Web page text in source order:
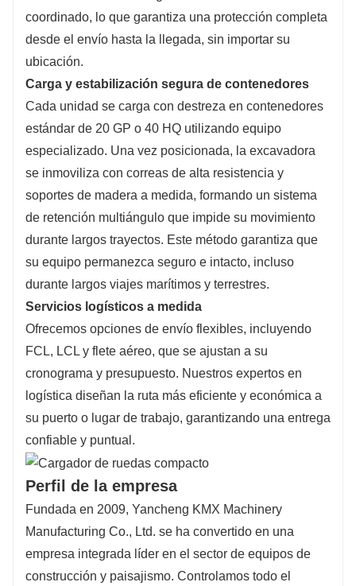
coordinado, lo que garantiza una protección completa
desde el envío hasta la llegada, sin importar su
ubicación.
Carga y estabilización segura de contenedores
Cada unidad se carga con destreza en contenedores
estándar de 20 GP o 40 HQ utilizando equipo
especializado. Una vez posicionada, la excavadora
se inmoviliza con correas de alta resistencia y
soportes de madera a medida, formando un sistema
de retención multiángulo que impide su movimiento
durante largos trayectos. Este método garantiza que
su equipo permanezca seguro e intacto, incluso
durante largos viajes marítimos y terrestres.
Servicios logísticos a medida
Ofrecemos opciones de envío flexibles, incluyendo
FCL, LCL y flete aéreo, que se ajustan a su
cronograma y presupuesto. Nuestros expertos en
logística diseñan la ruta más eficiente y económica a
su puerto o lugar de trabajo, garantizando una entrega
confiable y puntual.
Perfil de la empresa
Fundada en 2009, Yancheng KMX Machinery
Manufacturing Co., Ltd. se ha convertido en una
empresa integrada líder en el sector de equipos de
construcción y paisajismo. Controlamos todo el